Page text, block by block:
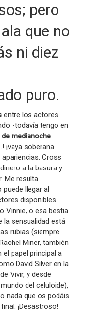
pero
que no
ni diez
puro.
entre los actores
-todavía tengo en
de medianoche
¡vaya soberana
Cross
a la basura y
Me resulta
llegar al
disponibles
Vinnie, o esa bestia
la sensualidad está
rubias (siempre
Miner, también
el papel principal a
David Silver en la
Vivir, y desde
del celuloide),
nada que os podáis
¡Desastroso!